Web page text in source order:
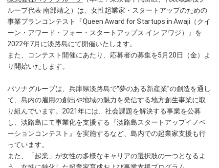
ループ代表 南部靖之）は、女性起業家・スタートアップのための
事業プランコンテスト『Queen Award for Startups in Awaji（クイ
ーン・アワード・フォー・スタートアップス イン アワジ）』を
2022年7月に淡路島にて開催いたします。
また、コンテスト開催にあたり、応募者の募集を5月20日（金）よ
り開始いたします。
パソナグループは、兵庫県淡路島で‟夢のある新産業”の創造を通し
て、島内の雇用の創出や地域の魅力を発信する地方創生事業に取
り組んでいます。2021年には、社会課題を解決する事業を公募
し、淡路島にて事業化を支援する『淡路島スタートアップイノベ
ーションコンテスト』を実施するなど、島内での起業家支援も行
っています。
また、「起業」が女性の多様なキャリアの選択肢の一つとなるよ